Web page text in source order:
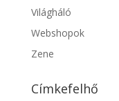
Világháló
Webshopok
Zene
Címkefelhő